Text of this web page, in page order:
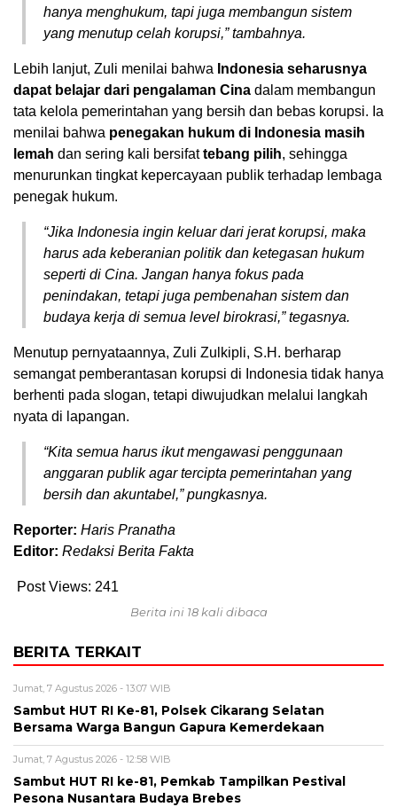
hanya menghukum, tapi juga membangun sistem
yang menutup celah korupsi,” tambahnya.
Lebih lanjut, Zuli menilai bahwa Indonesia seharusnya
dapat belajar dari pengalaman Cina dalam membangun
tata kelola pemerintahan yang bersih dan bebas korupsi. Ia
menilai bahwa penegakan hukum di Indonesia masih
lemah dan sering kali bersifattebang pilih, sehingga
menurunkan tingkat kepercayaan publik terhadap lembaga
penegak hukum.
“Jika Indonesia ingin keluar dari jerat korupsi, maka
harus ada keberanian politik dan ketegasan hukum
seperti di Cina. Jangan hanya fokus pada
penindakan, tetapi juga pembenahan sistem dan
budaya kerja di semua level birokrasi,” tegasnya.
Menutup pernyataannya, Zuli Zulkipli, S.H. berharap
semangat pemberantasan korupsi di Indonesia tidak hanya
berhenti pada slogan, tetapi diwujudkan melalui langkah
nyata di lapangan.
“Kita semua harus ikut mengawasi penggunaan
anggaran publik agar tercipta pemerintahan yang
bersih dan akuntabel,” pungkasnya.
Reporter: Haris Pranatha
Editor: Redaksi Berita Fakta
Post Views: 241
Berita ini 18 kali dibaca
BERITA TERKAIT
Jumat, 7 Agustus 2026 - 13:07 WIB
Sambut HUT RI Ke-81, Polsek Cikarang Selatan
Bersama Warga Bangun Gapura Kemerdekaan
Jumat, 7 Agustus 2026 - 12:58 WIB
Sambut HUT RI ke-81, Pemkab Tampilkan Pestival
Pesona Nusantara Budaya Brebes